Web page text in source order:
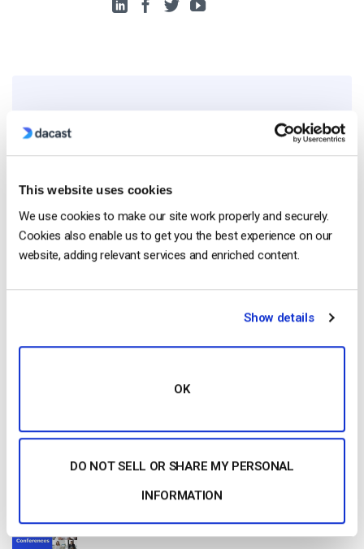
This website uses cookies
We use cookies to make our site work properly and securely.
Cookies also enable us to get you the best experience on our
website, adding relevant services and enriched content.
Show details
OK
DO NOT SELL OR SHARE MY PERSONAL
INFORMATION
Start streaming immediately
No credit card required
10 GB of bandwidth
Read Next
streaming live nel 2025